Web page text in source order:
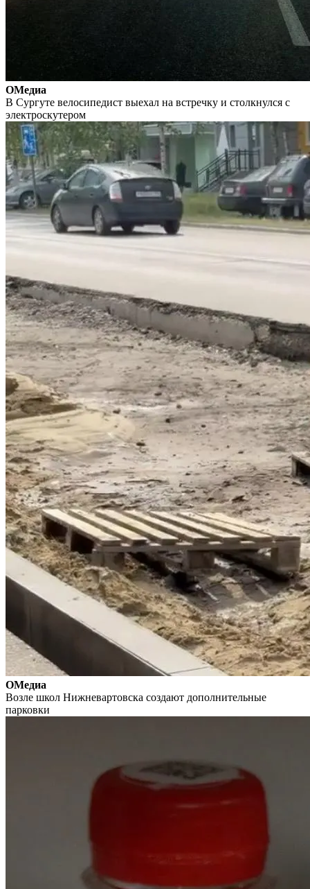
ОМедиа
В Сургуте велосипедист выехал на встречку и столкнулся с
электроскутером
ОМедиа
Возле школ Нижневартовска создают дополнительные
парковки